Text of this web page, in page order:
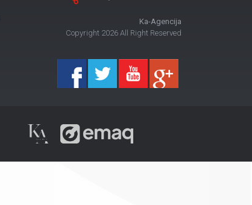
Ka-Agencija
Copyright 2026 All Right Reserved